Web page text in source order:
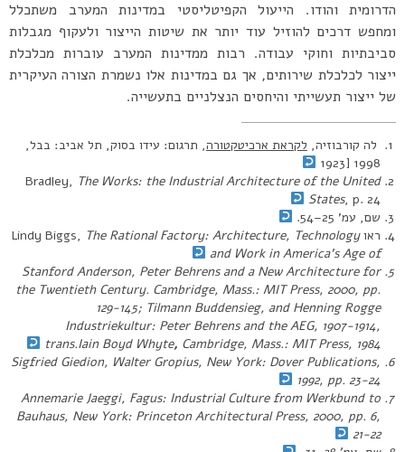
הדרומית והודו. הייעול הקפיטליסטי במדינות המערב משתכלל
ומחפש דרכים להוזיל עוד יותר את שיטות הייצור ולעקוף מגבלות
סביבתיות וחוקי עבודה. רבות ממדינות המערב עוברות מכלכלת
ייצור לכלכלת שירותים, אך גם במדינות אלו נשמרת הצורה העיקרית
של ייצור תעשייתי והיחסים הנצלניים בתעשייה.
לה קורבוזיה, לקראת ארכיטקטורה, תרגום: עידו בסוק, תל אביב: בבל,
1998 [1923
Bradley, The Works: the Industrial Architecture of the United
States, p. 24
שם, עמ’ 25–54.
ראו Lindy Biggs,The Rational Factory: Architecture, Technology
and Work in America’s Age of
Stanford Anderson, Peter Behrens and a New Architecture for
the Twentieth Century. Cambridge, Mass.: MIT Press, 2000, pp.
129-145; Tilmann Buddensieg, and Henning Rogge
Industriekultur: Peter Behrens and the AEG, 1907-1914,
trans.Iain Boyd Whyte, Cambridge, Mass.: MIT Press, 1984
Sigfried Giedion, Walter Gropius, New York: Dover Publications,
1992, pp. 23-24
Annemarie Jaeggi, Fagus: Industrial Culture from Werkbund to
Bauhaus, New York: Princeton Architectural Press, 2000, pp. 6,
21-22